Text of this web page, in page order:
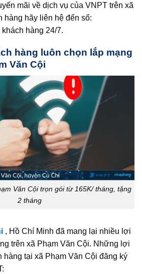
mãi về dịch vụ của VNPT trên xã
hàng hãy liên hệ đến số:
hàng 24/7.
hàng luôn chọn lắp mạng
Văn Cội
Văn Cội trọn gói từ 165K/ tháng, tặng
2 tháng
, Hồ Chí Minh đã mang lại nhiều lợi
trên xã Phạm Văn Cội. Những lợi
hàng tại xã Phạm Văn Cội đăng ký